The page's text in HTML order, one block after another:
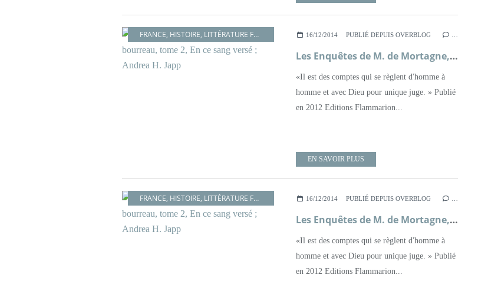
FRANCE, HISTOIRE, LITTÉRATURE FRANÇAISE MOYEN ÂGE,POLICIER,ROMAN
16/12/2014 PUBLIÉ DEPUIS OVERBLOG
Les Enquêtes de M. de Mortagne, bourreau, tome 2, En ce sang versé ; Andrea H. Japp
«Il est des comptes qui se règlent d'homme à
homme et avec Dieu pour unique juge. » Publié
en 2012 Editions Flammarion...
EN SAVOIR PLUS
FRANCE, HISTOIRE, LITTÉRATURE FRANÇAISE MOYEN ÂGE,POLICIER,ROMAN
16/12/2014 PUBLIÉ DEPUIS OVERBLOG
Les Enquêtes de M. de Mortagne, bourreau, tome 2, En ce sang versé ; Andrea H. Japp
«Il est des comptes qui se règlent d'homme à
homme et avec Dieu pour unique juge. » Publié
en 2012 Editions Flammarion...